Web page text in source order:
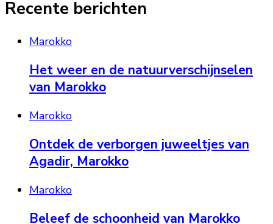
Recente berichten
Marokko
Het weer en de natuurverschijnselen
van Marokko
Marokko
Ontdek de verborgen juweeltjes van
Agadir, Marokko
Marokko
Beleef de schoonheid van Marokko